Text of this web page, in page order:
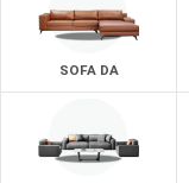
SOFA DA